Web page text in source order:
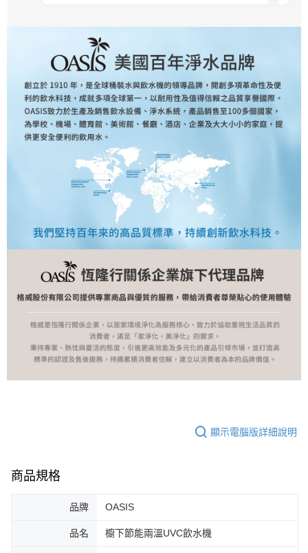
顯示電腦版詳細說明
商品規格
品牌 OASIS
品名 櫥下節能兩溫UVC飲水機